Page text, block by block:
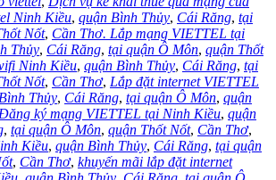
Ninh Kiều, quận Bình Thủy, Cái Răng, tại
Nốt, Cần Thơ. Lắp mạng VIETTEL tại
Thủy, Cái Răng, tại quận Ô Môn, quận Thốt
Ninh Kiều, quận Bình Thủy, Cái Răng, tại
Nốt, Cần Thơ, Lắp đặt internet VIETTEL
Thủy, Cái Răng, tại quận Ô Môn, quận
ký mạng VIETTEL tại Ninh Kiều, quận
, tại quận Ô Môn, quận Thốt Nốt, Cần Thơ,
Kiều, quận Bình Thủy, Cái Răng, tại quận
, Cần Thơ, khuyến mãi lắp đặt internet